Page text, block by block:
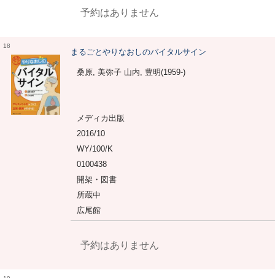
予約はありません
18
まるごとやりなおしのバイタルサイン
桑原, 美弥子 山内, 豊明(1959-)
メディカ出版
2016/10
WY/100/K
0100438
開架・図書
所蔵中
広尾館
予約はありません